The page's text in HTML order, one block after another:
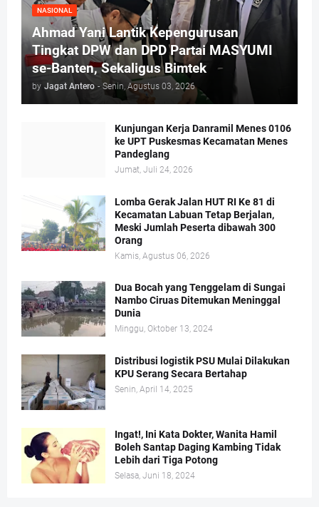
NASIONAL
Ahmad Yani Lantik Kepengurusan
Tingkat DPW dan DPD Partai MASYUMI
se-Banten, Sekaligus Bimtek
by Jagat Antero - Senin, Agustus 03, 2026
Kunjungan Kerja Danramil Menes 0106
ke UPT Puskesmas Kecamatan Menes
Pandeglang
Jumat, Juli 24, 2026
Lomba Gerak Jalan HUT RI Ke 81 di
Kecamatan Labuan Tetap Berjalan,
Meski Jumlah Peserta dibawah 300
Orang
Kamis, Agustus 06, 2026
Dua Bocah yang Tenggelam di Sungai
Nambo Ciruas Ditemukan Meninggal
Dunia
Minggu, Oktober 13, 2024
Distribusi logistik PSU Mulai Dilakukan
KPU Serang Secara Bertahap
Senin, April 14, 2025
Ingat!, Ini Kata Dokter, Wanita Hamil
Boleh Santap Daging Kambing Tidak
Lebih dari Tiga Potong
Selasa, Juni 18, 2024